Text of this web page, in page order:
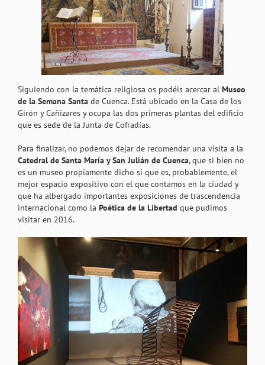
Siguiendo con la temática religiosa os podéis acercar al Museo
de la Semana Santa de Cuenca. Está ubicado en la Casa de los
Girón y Cañizares y ocupa las dos primeras plantas del edificio
que es sede de la Junta de Cofradías.
Para finalizar, no podemos dejar de recomendar una visita a la
Catedral de Santa María y San Julián de Cuenca, que si bien no
es un museo propiamente dicho si que es, probablemente, el
mejor espacio expositivo con el que contamos en la ciudad y
que ha albergado importantes exposiciones de trascendencia
internacional como la Poética de la Libertad que pudimos
visitar en 2016.